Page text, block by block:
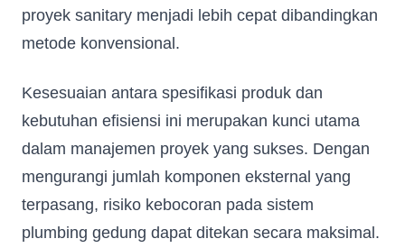
proyek sanitary menjadi lebih cepat dibandingkan
metode konvensional.
Kesesuaian antara spesifikasi produk dan
kebutuhan efisiensi ini merupakan kunci utama
dalam manajemen proyek yang sukses. Dengan
mengurangi jumlah komponen eksternal yang
terpasang, risiko kebocoran pada sistem
plumbing gedung dapat ditekan secara maksimal.